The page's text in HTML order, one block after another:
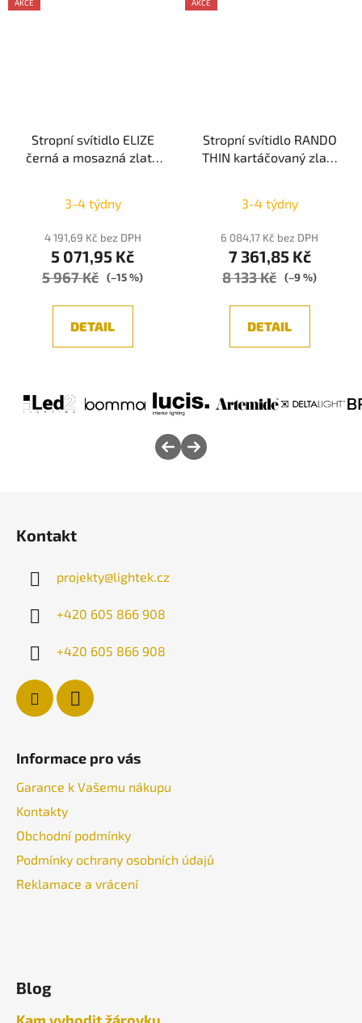
AKCE
Stropní svítidlo ELIZE
černá a mosazná zlatá
stmívatelné - NOVA
3-4 týdny
4 191,69 Kč bez DPH
5 071,95 Kč
5 967 Kč (–15 %)
DETAIL
AKCE
Stropní svítidlo RANDO
THIN kartáčovaný zlatý
stmívatelné - NOVA
3-4 týdny
6 084,17 Kč bez DPH
7 361,85 Kč
8 133 Kč (–9 %)
DETAIL
Kontakt
projekty@lightek.cz
+420 605 866 908
+420 605 866 908
Informace pro vás
Garance k Vašemu nákupu
Kontakty
Obchodní podmínky
Podmínky ochrany osobních údajů
Reklamace a vrácení
Blog